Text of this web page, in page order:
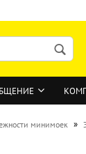
минимоек »